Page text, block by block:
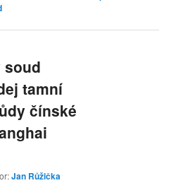
soud
tamní
čínské
Jan Růžička